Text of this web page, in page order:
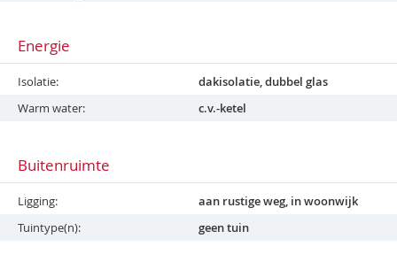
Energie
Isolatie
dakisolatie, dubbel glas
Warm water
c.v.-ketel
Buitenruimte
Ligging
aan rustige weg, in woonwijk
Tuintype(n)
geen tuin